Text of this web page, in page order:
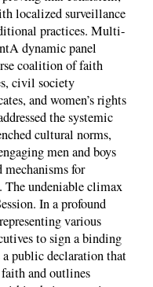
localized surveillance
practices. Multi-
dynamic panel
coalition of faith
civil society
and women’s rights
the systemic
cultural norms,
men and boys
mechanisms for
undeniable climax
In a profound
various
to sign a binding
a public declaration that
and outlines